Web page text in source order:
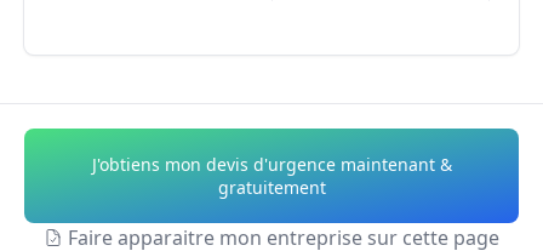
Urgence Serrurier
Ruages
Urgence Serrurier
Urgence Serrurier
Alpes-de-Haute-
J'obtiens mon devis d'urgence maintenant &
gratuitement
Faire apparaitre mon entreprise sur cette page